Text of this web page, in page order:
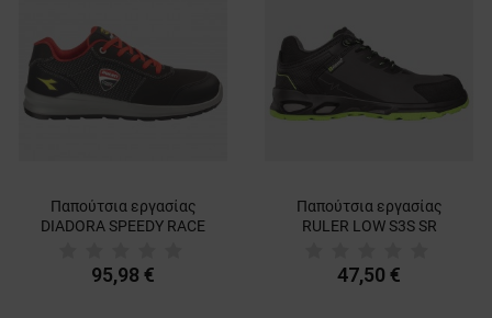
Παπούτσια εργασίας
DIADORA SPEEDY RACE
FREE
95,98 €
Παπούτσια εργασίας
RULER LOW S3S SR
47,50 €